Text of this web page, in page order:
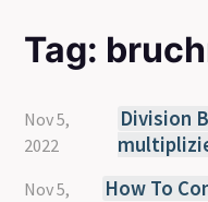
Tag:
Nov 5,
2022
Division
Nov 5,
How To